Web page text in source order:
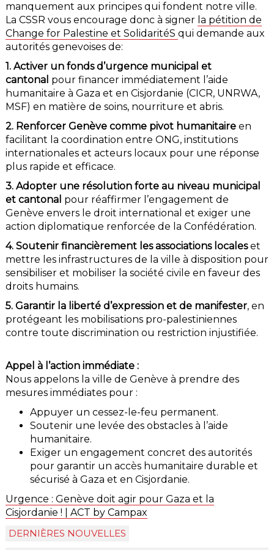
manquement aux principes qui fondent notre ville.
La CSSR vous encourage donc à signer la pétition de
Change for Palestine et SolidaritéS qui demande aux
autorités genevoises de:
1. Activer un fonds d’urgence municipal et
cantonal pour financer immédiatement l’aide
humanitaire à Gaza et en Cisjordanie (CICR, UNRWA,
MSF) en matière de soins, nourriture et abris.
2. Renforcer Genève comme pivot humanitaire en
facilitant la coordination entre ONG, institutions
internationales et acteurs locaux pour une réponse
plus rapide et efficace.
3. Adopter une résolution forte au niveau municipal
et cantonal pour réaffirmer l’engagement de
Genève envers le droit international et exiger une
action diplomatique renforcée de la Confédération.
4. Soutenir financièrement les associations localeset
mettre les infrastructures de la ville à disposition pour
sensibiliser et mobiliser la société civile en faveur des
droits humains.
5. Garantir la liberté d’expression et de manifester, en
protégeant les mobilisations pro-palestiniennes
contre toute discrimination ou restriction injustifiée.
Appel à l’action immédiate :
Nous appelons la ville de Genève à prendre des
mesures immédiates pour :
Appuyer un cessez-le-feu permanent.
Soutenir une levée des obstacles à l’aide
humanitaire.
Exiger un engagement concret des autorités
pour garantir un accès humanitaire durable et
sécurisé à Gaza et en Cisjordanie.
Urgence : Genève doit agir pour Gaza et la
Cisjordanie ! | ACT by Campax
DERNIÈRES NOUVELLES